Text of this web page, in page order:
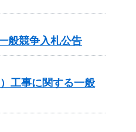
般競争入札公告
工事に関する一般